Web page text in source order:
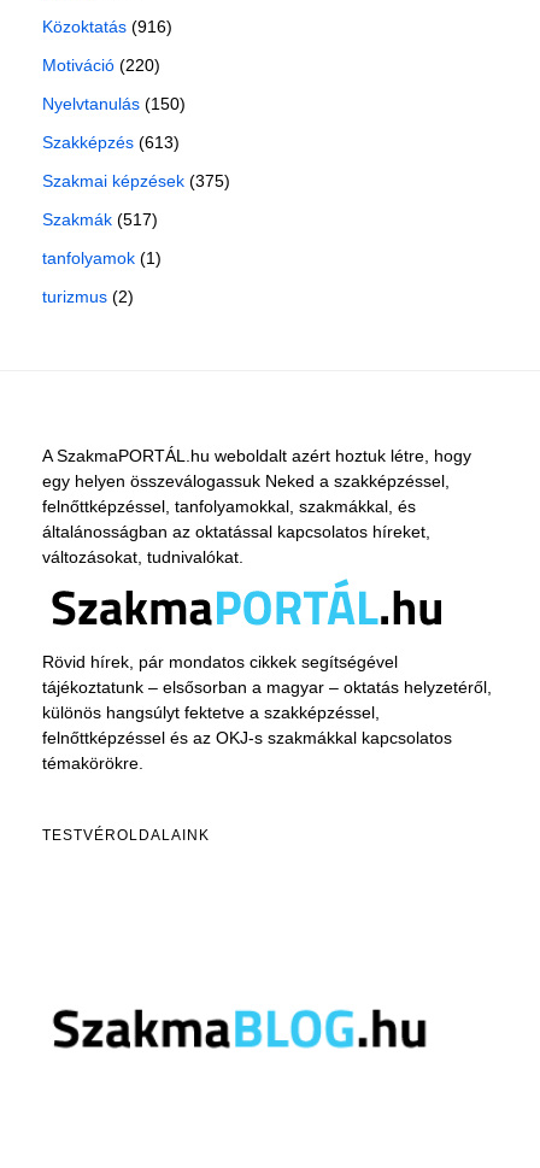
Közoktatás (916)
Motiváció (220)
Nyelvtanulás (150)
Szakképzés (613)
Szakmai képzések (375)
Szakmák (517)
tanfolyamok (1)
turizmus (2)
A SzakmaPORTÁL.hu weboldalt azért hoztuk létre, hogy
egy helyen összeválogassuk Neked a szakképzéssel,
felnőttképzéssel, tanfolyamokkal, szakmákkal, és
általánosságban az oktatással kapcsolatos híreket,
változásokat, tudnivalókat.
Rövid hírek, pár mondatos cikkek segítségével
tájékoztatunk – elsősorban a magyar – oktatás helyzetéről,
különös hangsúlyt fektetve a szakképzéssel,
felnőttképzéssel és az OKJ-s szakmákkal kapcsolatos
témakörökre.
TESTVÉROLDALAINK